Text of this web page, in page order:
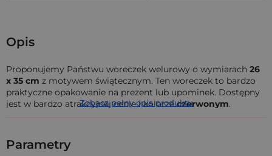
Opis
Proponujemy Państwu woreczek welurowy o wymiarach 26
x 35 cm z motywem świątecznym. Ten woreczek to bardzo
praktyczne opakowanie na prezent lub upominek. Dostępny
jest w bardzo atrakcyjnej cenie i kolorzeczerwonym.
opakowania do ekskluzywnego prezentu np. drogocenny
Zobacz pełny opis produktu
Parametry